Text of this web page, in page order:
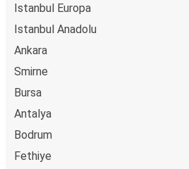
Istanbul Europa
Istanbul Anadolu
Ankara
Smirne
Bursa
Antalya
Bodrum
Fethiye